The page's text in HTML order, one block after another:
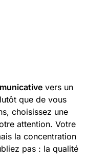
vers un
que de vous
choisissez une
attention. Votre
la concentration
pas : la qualité